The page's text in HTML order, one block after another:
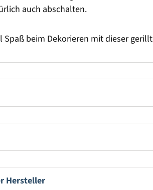
auch abschalten.
Spaß beim Dekorieren mit dieser
Hersteller